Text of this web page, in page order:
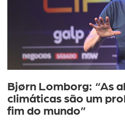
Bjørn Lomborg: “As
climáticas são um
fim do mundo”